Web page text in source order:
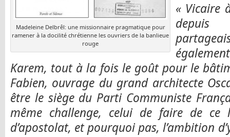
Madeleine Delbrêl: une missionnaire pragmatique pour
ramener à la docilité chrétienne les ouvriers de la banlieue
rouge
« Vicaire
depuis
Karem, tout à la fois le goût pour le
Fabien, ouvrage du grand architecte
être le siège du Parti Communiste
même challenge, celui de faire de
d’apostolat, et pourquoi pas, l’ambition